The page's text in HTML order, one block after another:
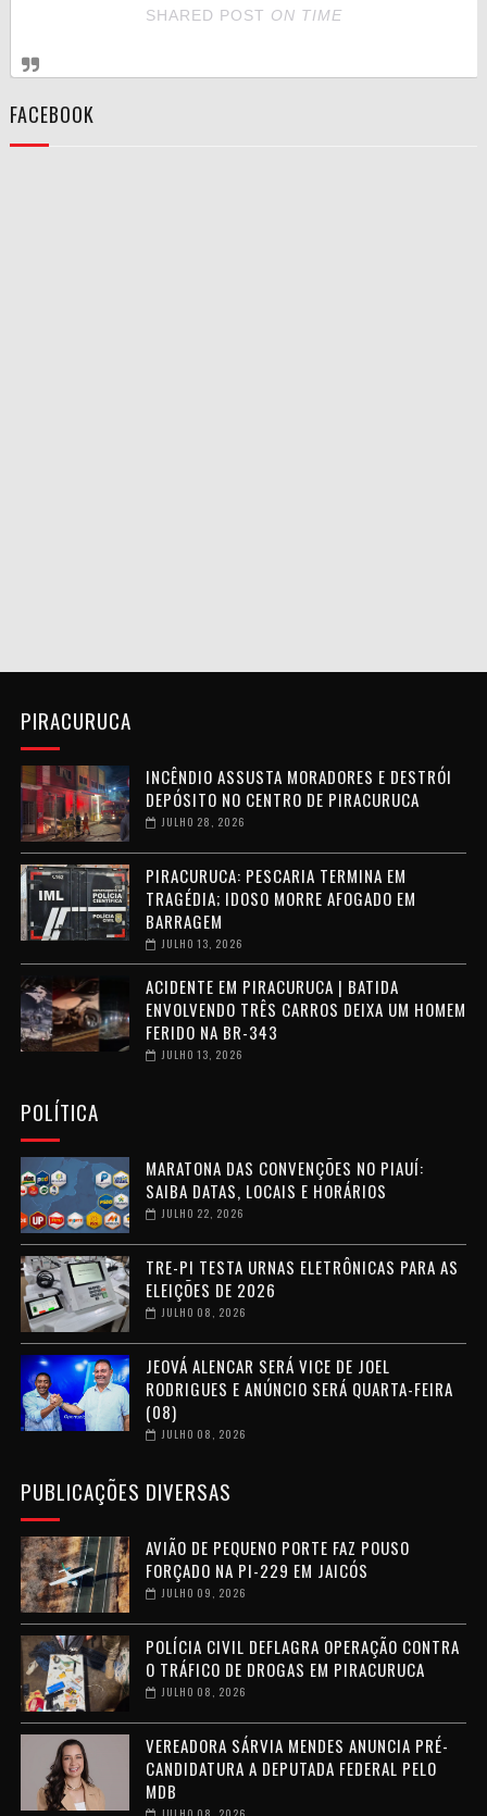
SHARED POST ON TIME
FACEBOOK
PIRACURUCA
INCÊNDIO ASSUSTA MORADORES E DESTRÓI
DEPÓSITO NO CENTRO DE PIRACURUCA
JULHO 28, 2026
PIRACURUCA: PESCARIA TERMINA EM
TRAGÉDIA; IDOSO MORRE AFOGADO EM
BARRAGEM
JULHO 13, 2026
ACIDENTE EM PIRACURUCA | BATIDA
ENVOLVENDO TRÊS CARROS DEIXA UM HOMEM
FERIDO NA BR-343
JULHO 13, 2026
POLÍTICA
MARATONA DAS CONVENÇÕES NO PIAUÍ:
SAIBA DATAS, LOCAIS E HORÁRIOS
JULHO 22, 2026
TRE-PI TESTA URNAS ELETRÔNICAS PARA AS
ELEIÇÕES DE 2026
JULHO 08, 2026
JEOVÁ ALENCAR SERÁ VICE DE JOEL
RODRIGUES E ANÚNCIO SERÁ QUARTA-FEIRA
(08)
JULHO 08, 2026
PUBLICAÇÕES DIVERSAS
AVIÃO DE PEQUENO PORTE FAZ POUSO
FORÇADO NA PI-229 EM JAICÓS
JULHO 09, 2026
POLÍCIA CIVIL DEFLAGRA OPERAÇÃO CONTRA
O TRÁFICO DE DROGAS EM PIRACURUCA
JULHO 08, 2026
VEREADORA SÁRVIA MENDES ANUNCIA PRÉ-
CANDIDATURA A DEPUTADA FEDERAL PELO
MDB